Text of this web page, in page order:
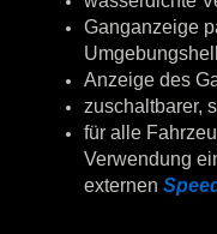
Ganganzeige
Anzeige des
zuschaltbarer,
für alle
Verwendung
externen